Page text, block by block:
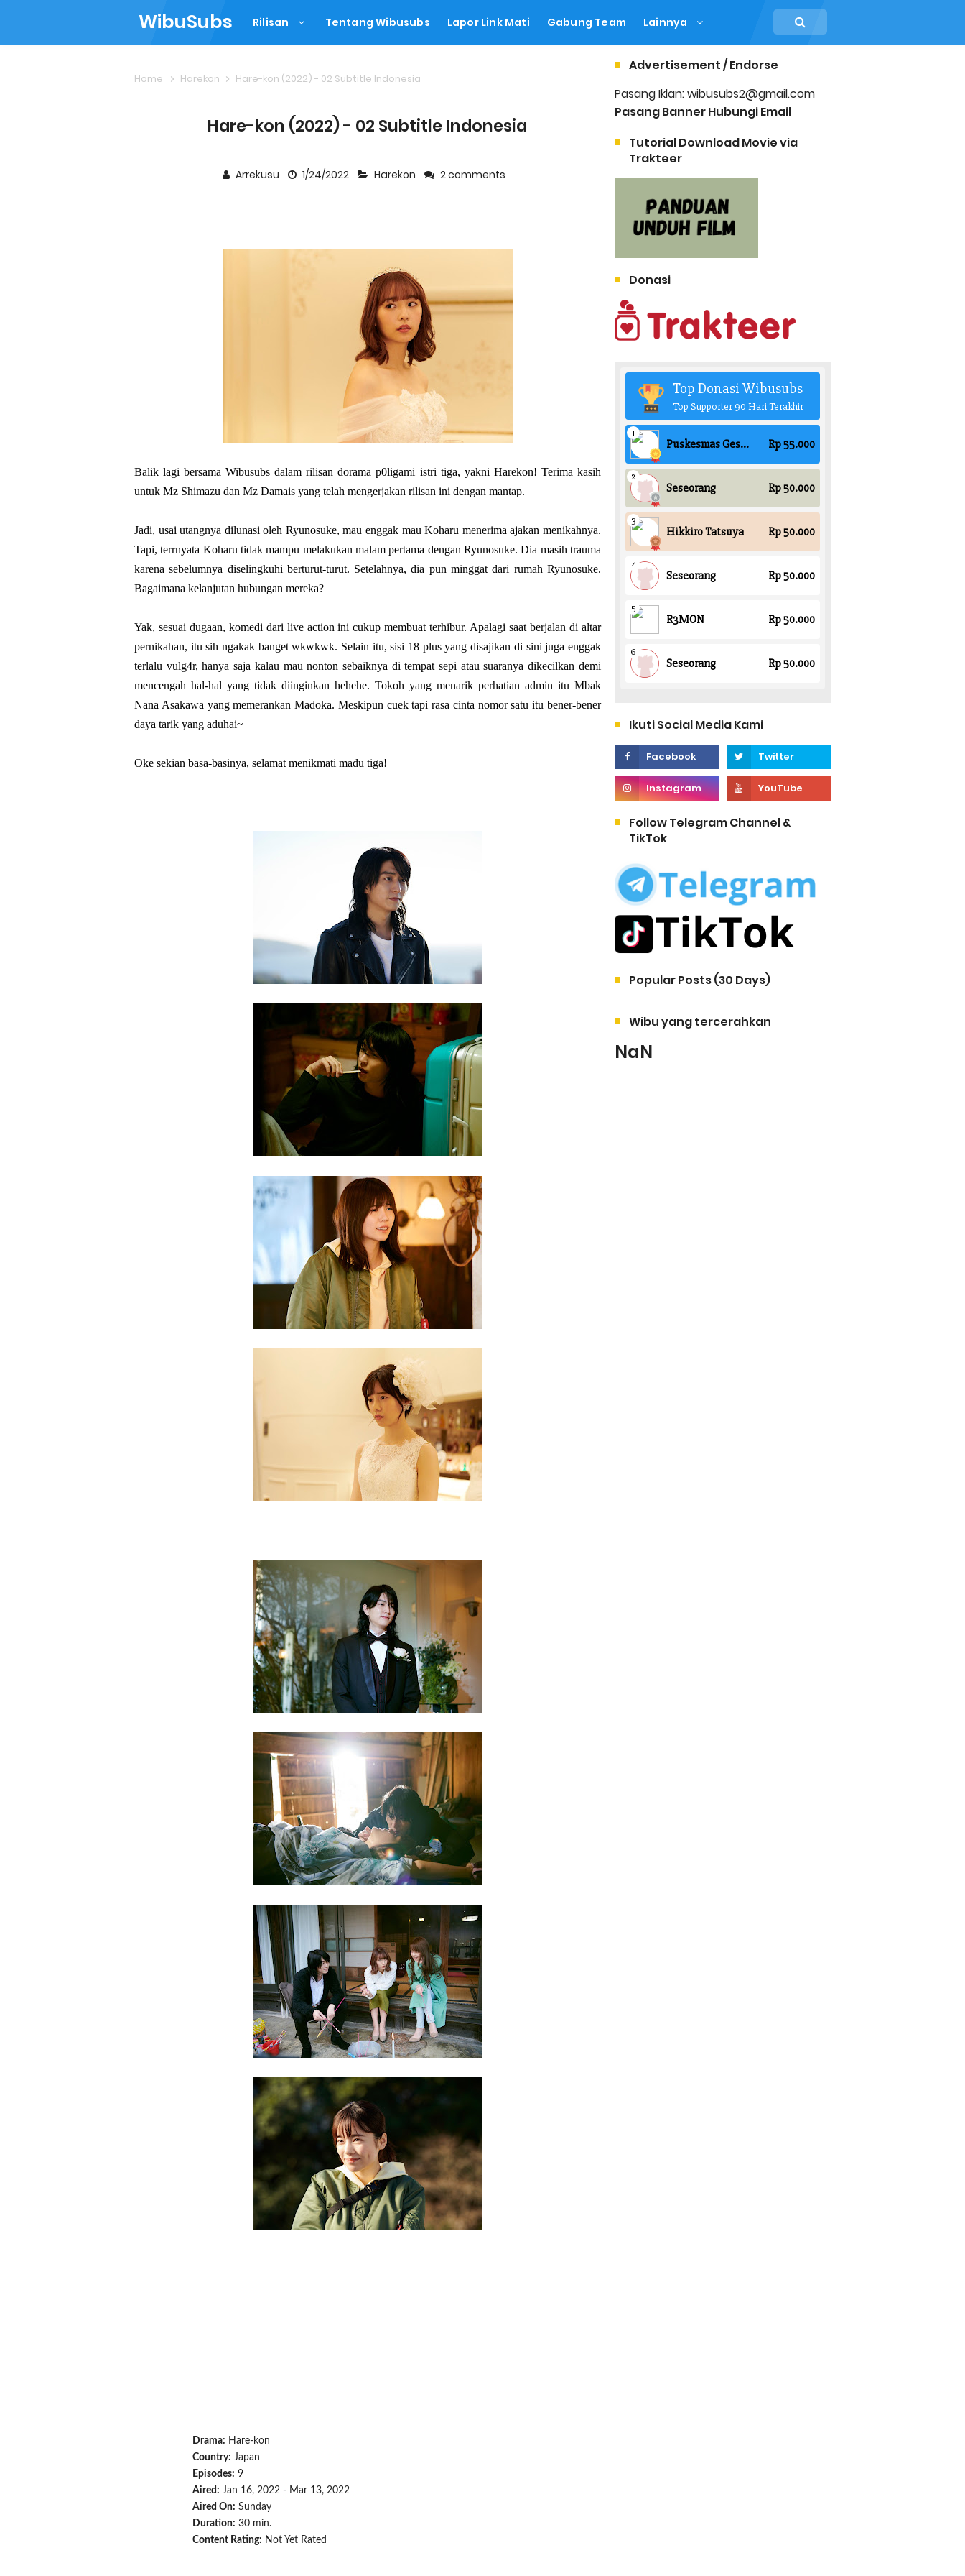
WibuSubs Rilisan Tentang Wibusubs Lapor Link Mati Gabung Team Lainnya
Home Harekon Hare-kon (2022) - 02 Subtitle Indonesia
Hare-kon (2022) - 02 Subtitle Indonesia
Arrekusu 1/24/2022 Harekon 2 comments
Balik lagi bersama Wibusubs dalam rilisan dorama p0ligami istri tiga, yakni Harekon! Terima kasih
untuk Mz Shimazu dan Mz Damais yang telah mengerjakan rilisan ini dengan mantap.
Jadi, usai utangnya dilunasi oleh Ryunosuke, mau enggak mau Koharu menerima ajakan menikahnya.
Tapi, terrnyata Koharu tidak mampu melakukan malam pertama dengan Ryunosuke. Dia masih trauma
karena sebelumnya diselingkuhi berturut-turut. Setelahnya, dia pun minggat dari rumah Ryunosuke.
Bagaimana kelanjutan hubungan mereka?
Yak, sesuai dugaan, komedi dari live action ini cukup membuat terhibur. Apalagi saat berjalan di altar
pernikahan, itu sih ngakak banget wkwkwk. Selain itu, sisi 18 plus yang disajikan di sini juga enggak
terlalu vulg4r, hanya saja kalau mau nonton sebaiknya di tempat sepi atau suaranya dikecilkan demi
mencengah hal-hal yang tidak diinginkan hehehe. Tokoh yang menarik perhatian admin itu Mbak
Nana Asakawa yang memerankan Madoka. Meskipun cuek tapi rasa cinta nomor satu itu bener-bener
daya tarik yang aduhai~
Oke sekian basa-basinya, selamat menikmati madu tiga!
Drama: Hare-kon
Country: Japan
Episodes: 9
Aired: Jan 16, 2022 - Mar 13, 2022
Aired On: Sunday
Duration: 30 min.
Content Rating: Not Yet Rated
Advertisement / Endorse
Pasang Iklan: wibusubs2@gmail.com
Pasang Banner Hubungi Email
Tutorial Download Movie via
Trakteer
Donasi
Ikuti Social Media Kami
Follow Telegram Channel &
TikTok
Popular Posts (30 Days)
Wibu yang tercerahkan
NaN